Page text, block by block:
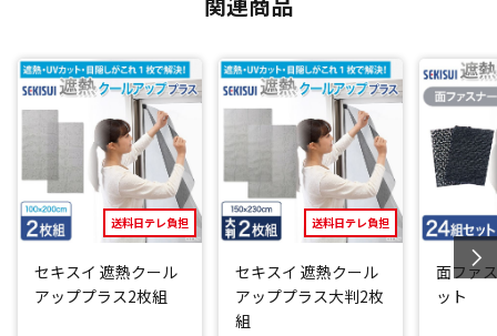
取り付け方はとても簡単！付属の面ファスナーを使って、網
戸やサッシ枠にペタッと貼るだけ。
シルバー面を太陽の側に向けて貼ることで、日射熱、赤外
線、紫外線を大幅カット。
DIYが苦手な方や忙しい主婦・主夫の方でも、届いたその日に
すぐ暑さ対策を始めることができます。
ハサミで簡単にカットできるので、小さい窓でもサイズを合
わせて貼ることが可能。
また、取り外しも簡単で、何度でも貼り直しできるのもうれ
送料日テレ負担
セキスイ 遮熱クール
アッププラス2枚組
送料日テレ負担
セキスイ 遮熱クール
アッププラス大判2枚
組
面ファ
ット